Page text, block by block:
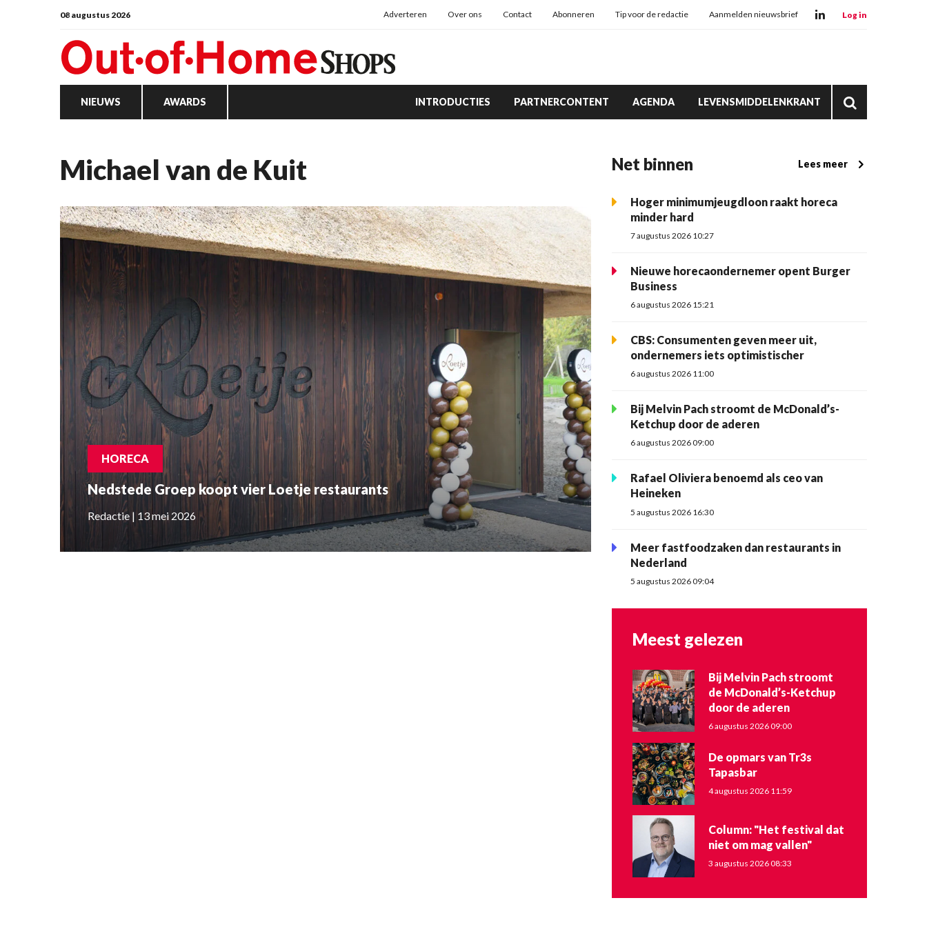
08 augustus 2026 Adverteren Over ons Contact Abonneren Tip voor de redactie Aanmelden nieuwsbrief Log in
NIEUWS AWARDS INTRODUCTIES PARTNERCONTENT AGENDA LEVENSMIDDELENKRANT
Michael van de Kuit
HORECA
Nedstede Groep koopt vier Loetje restaurants
Redactie | 13 mei 2026
Net binnen Lees meer
Hoger minimumjeugdloon raakt horeca
minder hard
7 augustus 2026 10:27
Nieuwe horecaondernemer opent Burger
Business
6 augustus 2026 15:21
CBS: Consumenten geven meer uit,
ondernemers iets optimistischer
6 augustus 2026 11:00
Bij Melvin Pach stroomt de McDonald’s-
Ketchup door de aderen
6 augustus 2026 09:00
Rafael Oliviera benoemd als ceo van
Heineken
5 augustus 2026 16:30
Meer fastfoodzaken dan restaurants in
Nederland
5 augustus 2026 09:04
Meest gelezen
Bij Melvin Pach stroomt
de McDonald’s-Ketchup
door de aderen
6 augustus 2026 09:00
De opmars van Tr3s
Tapasbar
4 augustus 2026 11:59
Column: "Het festival dat
niet om mag vallen"
3 augustus 2026 08:33